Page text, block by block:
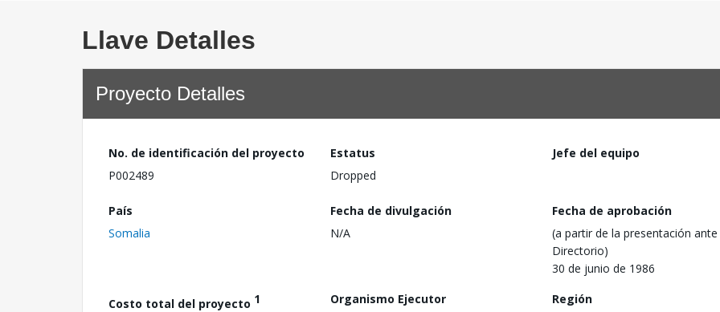
Llave Detalles
Proyecto Detalles
No. de identificación del proyecto
P002489
Estatus
Dropped
Jefe del equipo
País
Somalia
Fecha de divulgación
N/A
Fecha de aprobación
(a partir de la presentación ante
Directorio)
30 de junio de 1986
Costo total del proyecto 1
Organismo Ejecutor
Región